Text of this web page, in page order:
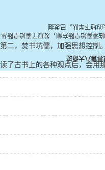
第二，焚书坑儒，加强思想控制
读了古书上的各种观点后，会用
世界第八大奇
1974年，在陕西省西安市临潼秦始皇
葬的庞大的地下军队